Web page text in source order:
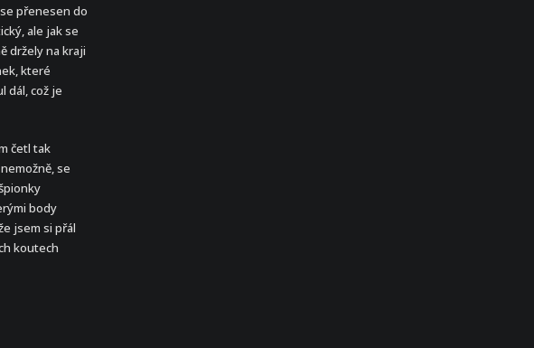
přenesen do
ale jak se
držely na kraji
které
dál, což je
četl tak
se
body
jsem si přál
koutech